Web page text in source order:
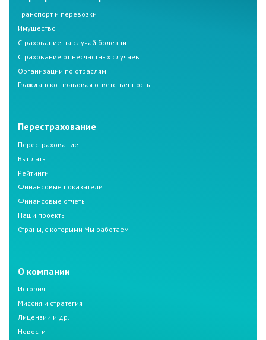
Транспорт и перевозки
Имущество
Страхование на случай болезни
Страхование от несчастных случаев
Организации по отраслям
Гражданско-правовая ответственность
Перестрахование
Перестрахование
Выплаты
Рейтинги
Финансовые показатели
Финансовые отчеты
Наши проекты
Страны, с которыми Мы работаем
О компании
История
Миссия и стратегия
Лицензии и др.
Новости